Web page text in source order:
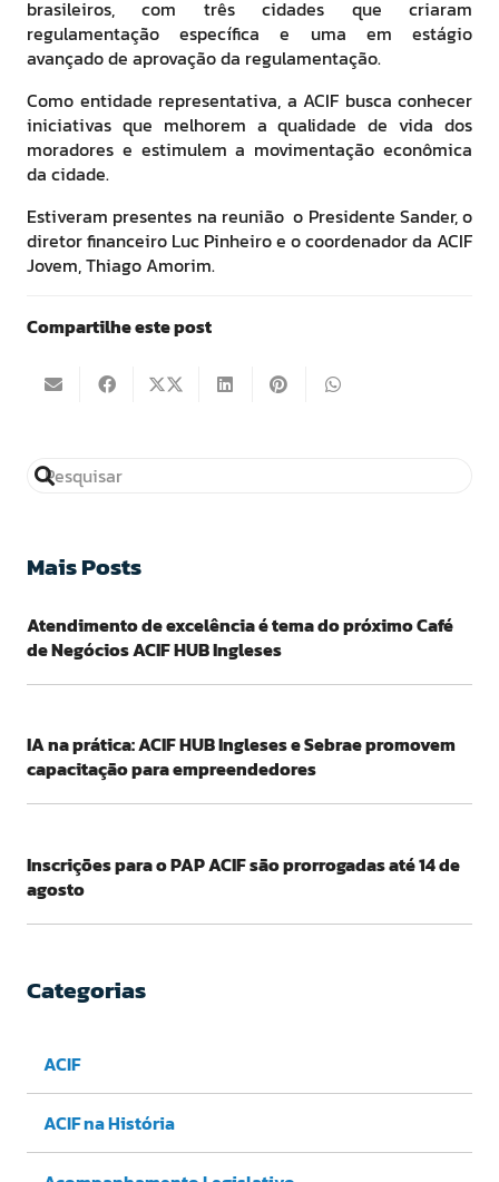
brasileiros, com três cidades que criaram
regulamentação específica e uma em estágio
avançado de aprovação da regulamentação.
Como entidade representativa, a ACIF busca conhecer
iniciativas que melhorem a qualidade de vida dos
moradores e estimulem a movimentação econômica
da cidade.
Estiveram presentes na reunião o Presidente Sander, o
diretor financeiro Luc Pinheiro e o coordenador da ACIF
Jovem, Thiago Amorim.
Compartilhe este post
Mais Posts
Atendimento de excelência é tema do próximo Café
de Negócios ACIF HUB Ingleses
IA na prática: ACIF HUB Ingleses e Sebrae promovem
capacitação para empreendedores
Inscrições para o PAP ACIF são prorrogadas até 14 de
agosto
Categorias
ACIF
ACIF na História